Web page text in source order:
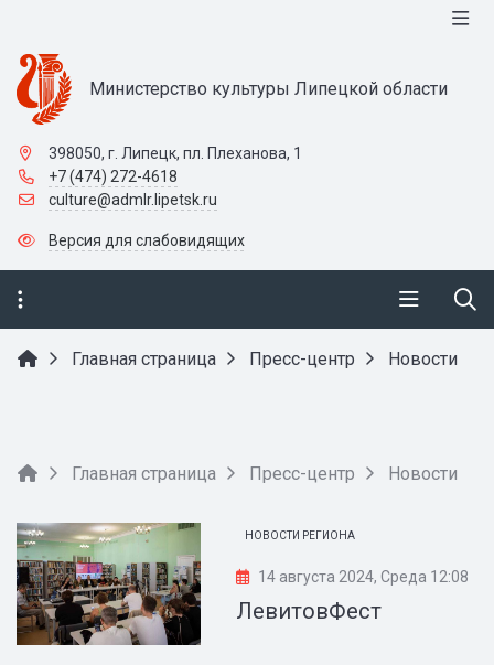
Министерство культуры Липецкой области
398050, г. Липецк, пл. Плеханова, 1
+7 (474) 272-4618
culture@admlr.lipetsk.ru
Версия для слабовидящих
Главная страница Пресс-центр Новости
Главная страница Пресс-центр Новости
НОВОСТИ РЕГИОНА
14 августа 2024, Среда 12:08
ЛевитовФест